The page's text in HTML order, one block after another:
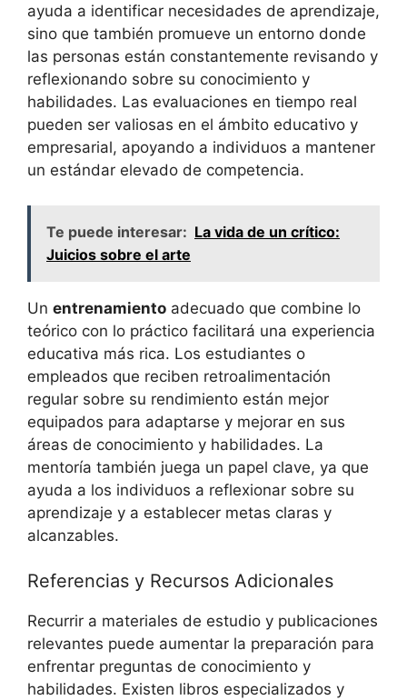
ayuda a identificar necesidades de aprendizaje,
sino que también promueve un entorno donde
las personas están constantemente revisando y
reflexionando sobre su conocimiento y
habilidades. Las evaluaciones en tiempo real
pueden ser valiosas en el ámbito educativo y
empresarial, apoyando a individuos a mantener
un estándar elevado de competencia.
Te puede interesar: La vida de un crítico:
Juicios sobre el arte
Un entrenamiento adecuado que combine lo
teórico con lo práctico facilitará una experiencia
educativa más rica. Los estudiantes o
empleados que reciben retroalimentación
regular sobre su rendimiento están mejor
equipados para adaptarse y mejorar en sus
áreas de conocimiento y habilidades. La
mentoría también juega un papel clave, ya que
ayuda a los individuos a reflexionar sobre su
aprendizaje y a establecer metas claras y
alcanzables.
Referencias y Recursos Adicionales
Recurrir a materiales de estudio y publicaciones
relevantes puede aumentar la preparación para
enfrentar preguntas de conocimiento y
habilidades. Existen libros especializados y